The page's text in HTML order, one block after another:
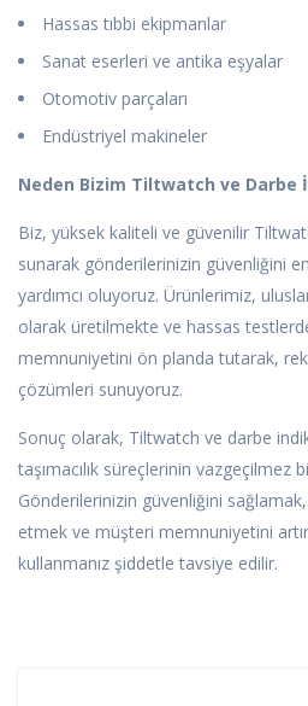
Hassas tıbbi ekipmanlar
Sanat eserleri ve antika eşyalar
Otomotiv parçaları
Endüstriyel makineler
Neden Bizim Tiltwatch ve Darbe
Biz, yüksek kaliteli ve güvenilir
sunarak gönderilerinizin güvenliğini
yardımcı oluyoruz. Ürünlerimiz,
olarak üretilmekte ve hassas
memnuniyetini ön planda tutarak,
çözümleri sunuyoruz.
Sonuç olarak, Tiltwatch ve darbe
taşımacılık süreçlerinin vazgeçilmez
Gönderilerinizin güvenliğini
etmek ve müşteri memnuniyetini
kullanmanız şiddetle tavsiye edilir.